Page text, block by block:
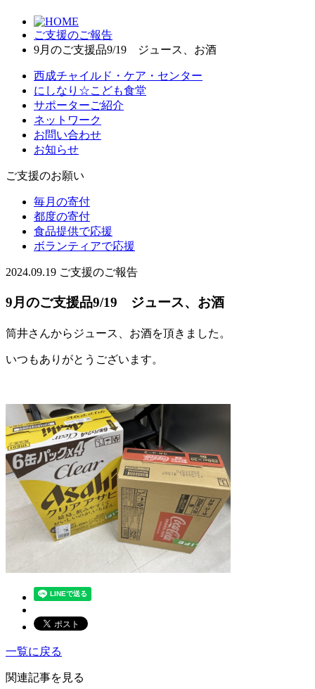
ご支援のご報告
9月のご支援品9/19 ジュース、お酒
西成チャイルド・ケア・センター
にしなり☆こども食堂
サポーターご紹介
ネットワーク
お問い合わせ
お知らせ
ご支援のお願い
毎月の寄付
都度の寄付
食品提供で応援
ボランティアで応援
2024.09.19 ご支援のご報告
9月のご支援品9/19 ジュース、お酒
筒井さんからジュース、お酒を頂きました。
いつもありがとうございます。
一覧に戻る
関連記事を見る